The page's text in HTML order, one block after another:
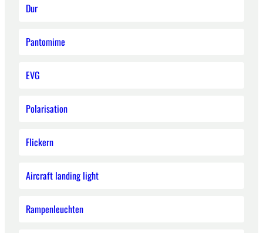
Dur
Pantomime
EVG
Polarisation
Flickern
Aircraft landing light
Rampenleuchten